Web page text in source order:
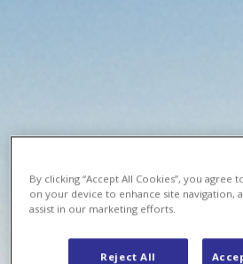
By clicking “Accept All Cookies”, you
on your device to enhance site navigation,
assist in our marketing efforts.
Reject All